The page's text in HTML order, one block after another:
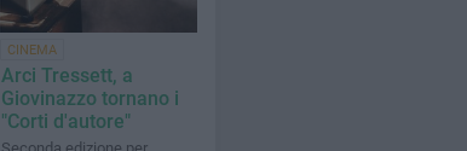
CINEMA
Arci Tressett, a
Giovinazzo tornano i
"Corti d'autore"